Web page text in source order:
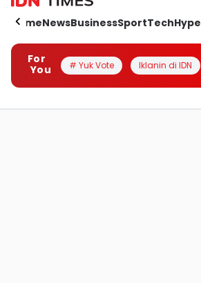
HomeNewsBusinessSportTechHype
For
You
# Yuk Vote Iklanin di IDN